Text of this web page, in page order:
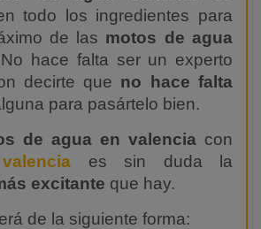
todo los ingredientes para
de las motos de agua
hace falta ser un experto
decirte que no hace falta
para pasártelo bien.
de agua en valencia con
es sin duda la
excitante que hay.
de la siguiente forma: